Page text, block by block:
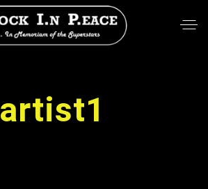
artist1